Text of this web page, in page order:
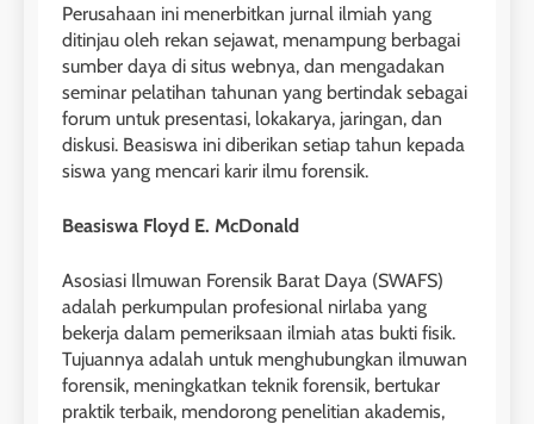
Perusahaan ini menerbitkan jurnal ilmiah yang
ditinjau oleh rekan sejawat, menampung berbagai
sumber daya di situs webnya, dan mengadakan
seminar pelatihan tahunan yang bertindak sebagai
forum untuk presentasi, lokakarya, jaringan, dan
diskusi. Beasiswa ini diberikan setiap tahun kepada
siswa yang mencari karir ilmu forensik.
Beasiswa Floyd E. McDonald
Asosiasi Ilmuwan Forensik Barat Daya (SWAFS)
adalah perkumpulan profesional nirlaba yang
bekerja dalam pemeriksaan ilmiah atas bukti fisik.
Tujuannya adalah untuk menghubungkan ilmuwan
forensik, meningkatkan teknik forensik, bertukar
praktik terbaik, mendorong penelitian akademis,